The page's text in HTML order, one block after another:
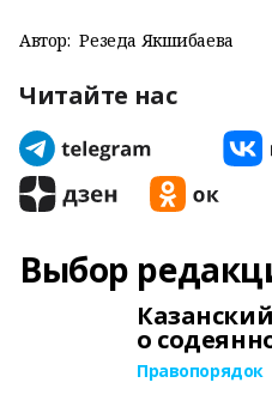
Автор: Резеда Якшибаева
Читайте нас
Выбор
о
Правопорядок